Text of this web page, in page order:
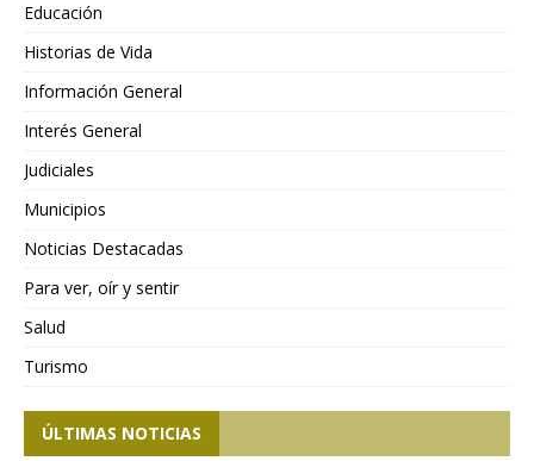
Educación
Historias de Vida
Información General
Interés General
Judiciales
Municipios
Noticias Destacadas
Para ver, oír y sentir
Salud
Turismo
ÚLTIMAS NOTICIAS